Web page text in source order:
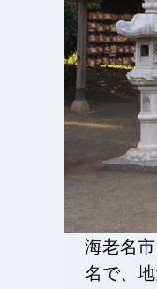
海老名
名で、